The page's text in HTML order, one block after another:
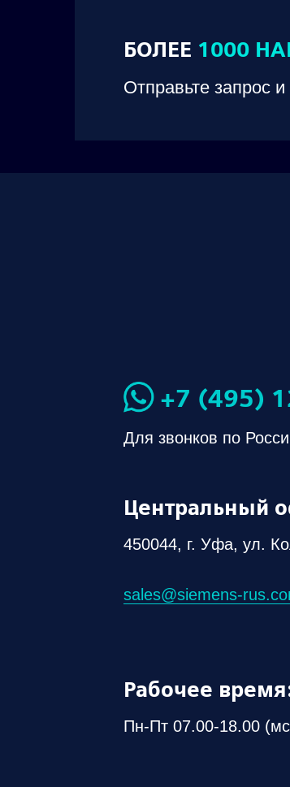
БОЛЕЕ 1000
Отправьте запрос
Для звонков по
+7 (495)
450044, г. Уфа, ул.
sales@siemens-
Центральный
Пн-Пт 07.00-18.00
Рабочее